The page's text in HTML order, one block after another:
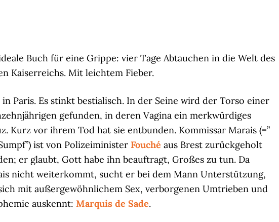
Buch für eine Grippe: vier Tage Abtauchen in die Welt des
Kaiserreichs. Mit leichtem Fieber.
in Paris. Es stinkt bestialisch. In der Seine wird der Torso einer
gefunden, in deren Vagina ein merkwürdiges
Kurz vor ihrem Tod hat sie entbunden. Kommissar Marais (=”
ist von Polizeiminister Fouché aus Brest zurückgeholt
er glaubt, Gott habe ihn beauftragt, Großes zu tun. Da
nicht weiterkommt, sucht er bei dem Mann Unterstützung,
mit außergewöhnlichem Sex, verborgenen Umtrieben und
auskennt: Marquis de Sade.